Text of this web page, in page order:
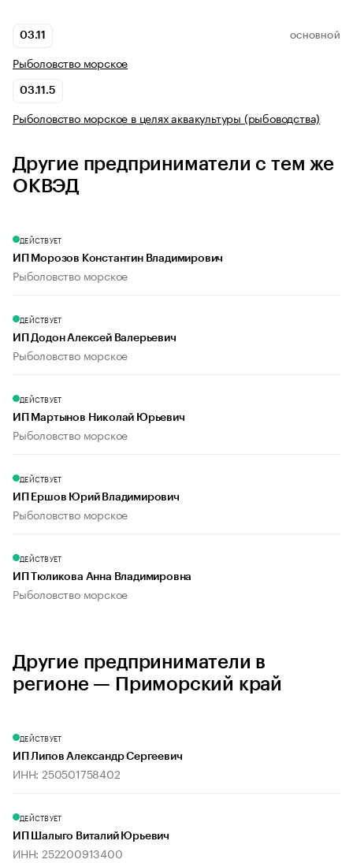
03.11 ОСНОВНОЙ
Рыболовство морское
03.11.5
Рыболовство морское в целях аквакультуры (рыбоводства)
Другие предприниматели с тем же
ОКВЭД
ДЕЙСТВУЕТ
ИП Морозов Константин Владимирович
Рыболовство морское
ДЕЙСТВУЕТ
ИП Додон Алексей Валерьевич
Рыболовство морское
ДЕЙСТВУЕТ
ИП Мартынов Николай Юрьевич
Рыболовство морское
ДЕЙСТВУЕТ
ИП Ершов Юрий Владимирович
Рыболовство морское
ДЕЙСТВУЕТ
ИП Тюликова Анна Владимировна
Рыболовство морское
Другие предприниматели в
регионе — Приморский край
ДЕЙСТВУЕТ
ИП Липов Александр Сергеевич
ИНН: 250501758402
ДЕЙСТВУЕТ
ИП Шалыго Виталий Юрьевич
ИНН: 252200913400